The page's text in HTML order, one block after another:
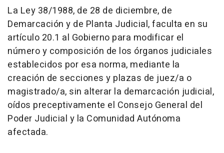
La Ley 38/1988, de 28 de diciembre, de
Demarcación y de Planta Judicial, faculta en su
artículo 20.1 al Gobierno para modificar el
número y composición de los órganos judiciales
establecidos por esa norma, mediante la
creación de secciones y plazas de juez/a o
magistrado/a, sin alterar la demarcación judicial,
oídos preceptivamente el Consejo General del
Poder Judicial y la Comunidad Autónoma
afectada.